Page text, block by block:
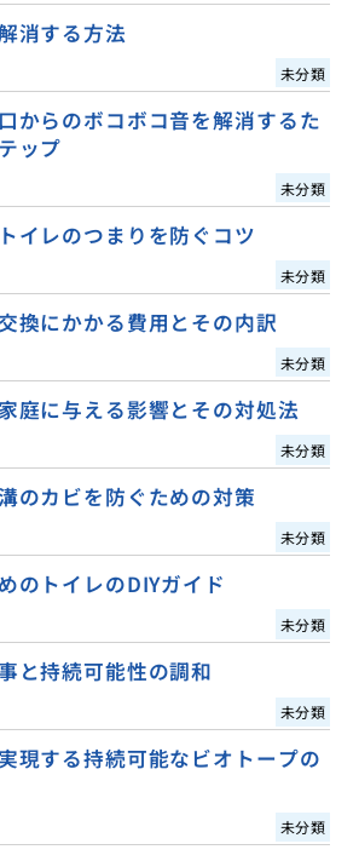
消する方法
未分類
からのボコボコ音を解消するた
ップ
未分類
イレのつまりを防ぐコツ
未分類
換にかかる費用とその内訳
未分類
庭に与える影響とその対処法
未分類
のカビを防ぐための対策
未分類
のトイレのDIYガイド
未分類
と持続可能性の調和
未分類
現する持続可能なビオトープの
未分類